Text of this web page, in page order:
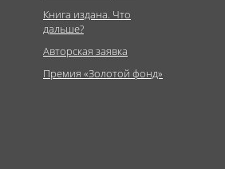
Книга издана. Что
дальше?
Авторская заявка
Премия «Золотой фонд»